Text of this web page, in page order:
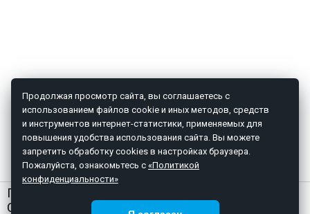
ГЛАВНАЯ
О НАС
Продолжая просмотр сайта, вы соглашаетесь с
использованием файлов cookie и иных методов, средств
и инструментов интернет-статистики, применяемых для
повышения удобства использования сайта. Вы можете
запретить обработку cookies в настройках браузера.
Пожалуйста, ознакомьтесь с «Политикой
конфиденциальности»